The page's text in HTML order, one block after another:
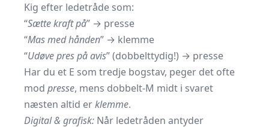
Kig efter ledetråde som:
“Sætte kraft på” → presse
“Mas med hånden” → klemme
“Udøve pres på avis” (dobbelttydig!) → presse
Har du et E som tredje bogstav, peger det ofte
mod presse, mens dobbelt-M midt i svaret
næsten altid erklemme.
Digital & grafisk: Når ledetråden antyder